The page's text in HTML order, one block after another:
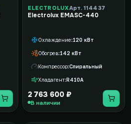
ELECTROLUXАрт. 114437
Electrolux EMASC-440
Охлаждение 120 кВт
Обогрев 142 кВт
Компрессор Спиральный
Хладагент R410A
2 763 600 ₽
В наличии